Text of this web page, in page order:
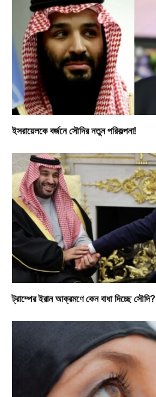
ইসরায়েলকে বর্জনে সৌদির নতুন পরিকল্পনা!
ট্রাম্পের ইরান আক্রমণে কেন বাধা দিচ্ছে সৌদি?